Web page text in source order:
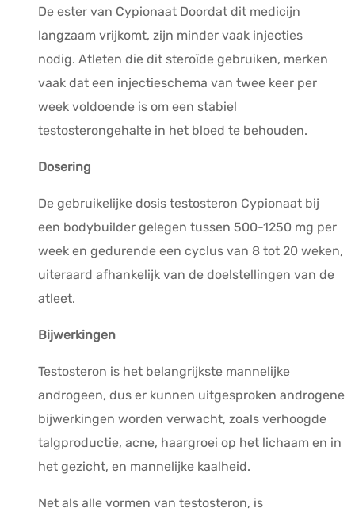
De ester van Cypionaat Doordat dit medicijn
langzaam vrijkomt, zijn minder vaak injecties
nodig. Atleten die dit steroïde gebruiken, merken
vaak dat een injectieschema van twee keer per
week voldoende is om een stabiel
testosterongehalte in het bloed te behouden.
Dosering
De gebruikelijke dosis testosteron Cypionaat bij
een bodybuilder gelegen tussen 500-1250 mg per
week en gedurende een cyclus van 8 tot 20 weken,
uiteraard afhankelijk van de doelstellingen van de
atleet.
Bijwerkingen
Testosteron is het belangrijkste mannelijke
androgeen, dus er kunnen uitgesproken androgene
bijwerkingen worden verwacht, zoals verhoogde
talgproductie, acne, haargroei op het lichaam en in
het gezicht, en mannelijke kaalheid.
Net als alle vormen van testosteron, is